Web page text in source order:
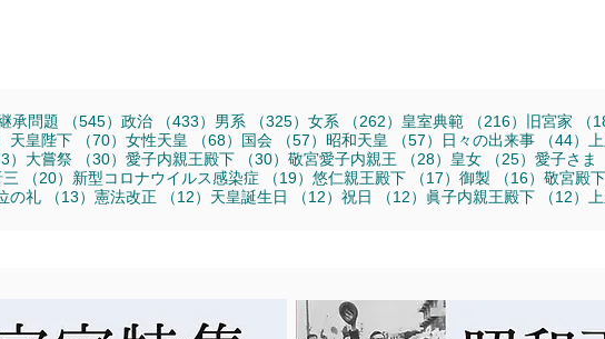
の記事
承問題 （545） 545件の記事
政治 （433） 433件の記事
男系 （325） 325件の記事
女系 （262） 262件の記事
皇室典範 （216） 216件の記
旧宮家 （
80件の記事
天皇陛下 （70） 70件の記事
女性天皇 （68） 68件の記事
国会 （57） 57件の記事
昭和天皇 （57） 57件の記事
日々の出来事 （44）
） 33件の記事
大嘗祭 （30） 30件の記事
愛子内親王殿下 （30） 30件の記事
敬宮愛子内親王 （28） 28件の記事
皇女 （25） 25件の記
愛子さま
記事（20） 20件の記事
新型コロナウイルス感染症 （19） 19件の記事
悠仁親王殿下 （17） 17件の記事
御製 （16） 16件の
敬宮殿下
の記事
の礼 （13） 13件の記事
憲法改正 （12） 12件の記事
天皇誕生日 （12） 12件の記事
祝日 （12） 12件の記事
眞子内親王殿下 （12）